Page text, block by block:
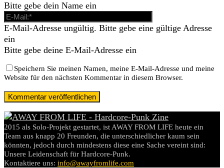
Bitte gebe dein Name ein
E-Mail-Adresse ungültig. Bitte gebe eine gültige Adresse
ein
Bitte gebe deine E-Mail-Adresse ein
Speichern Sie meinen Namen, meine E-Mail-Adresse und meine
Website für den nächsten Kommentar in diesem Browser.
2015 als Solo-Projekt gestartet, ist AWAY FROM LIFE heute ein
Team aus knapp 20 Freunden, die unterschiedlicher kaum sein
könnten, jedoch durch mindestens diese eine Sache vereint sind:
Unsere Leidenschaft für Hardcore-Punk.
Kontaktiere uns: info@awayfromlife.com